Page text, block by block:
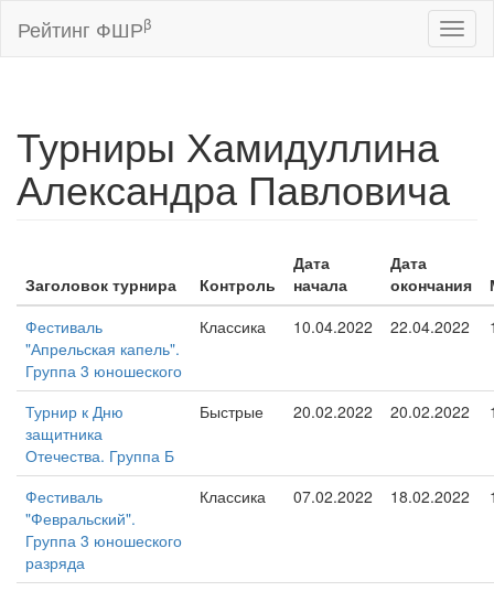
Рейтинг ФШРβ
Турниры Хамидуллина
Александра Павловича
Заголовок турнира Контроль
Дата
начала
Дата
окончания
Фестиваль
"Апрельская капель".
Группа 3 юношеского
Классика 10.04.2022 22.04.2022
Турнир к Дню
защитника
Отечества. Группа Б
Быстрые 20.02.2022 20.02.2022
Фестиваль
"Февральский".
Группа 3 юношеского
разряда
Классика 07.02.2022 18.02.2022